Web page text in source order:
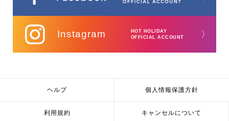
Instagram
HOT HOLIDAY
OFFICIAL ACCOUNT
〉
ヘルプ 個人情報保護方針
利用規約 キャンセルについて